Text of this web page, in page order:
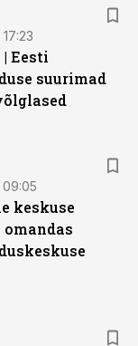
| Eesti
suurimad
keskuse